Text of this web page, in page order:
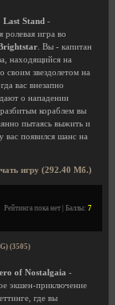
Stand -
ролевая игра во
. Вы - капитан
находящийся на
своим звездолетом на
вас внезапно
о нападении
кораблем вы
пытаясь выжить и
вас появился шанс на
игру (292.40 Мб.)
Рейтинга пока нет | Баллы: 7
(3505)
of Nostalgaia -
экшен-приключение
где вы